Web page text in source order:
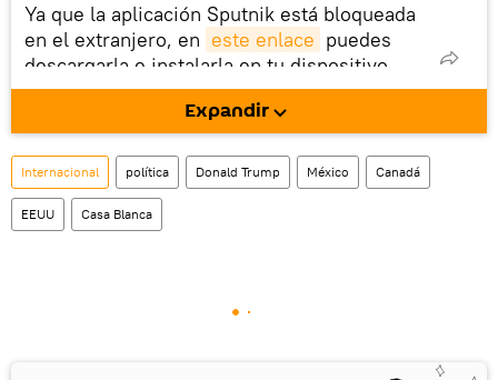
Ya que la aplicación Sputnik está bloqueada
en el extranjero, en este enlace puedes
descargarla e instalarla en tu dispositivo
móvil (¡solo para Android!).
También tenemos una cuenta en la red
social rusa VK .
Expandir
Internacional política Donald Trump México Canadá
EEUU Casa Blanca